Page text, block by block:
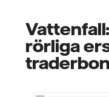
rörliga